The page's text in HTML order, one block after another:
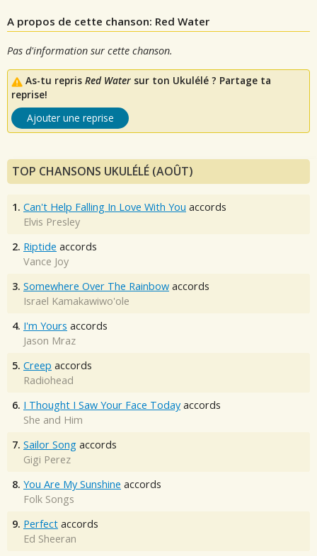
A propos de cette chanson: Red Water
Pas d'information sur cette chanson.
As-tu repris Red Water sur ton Ukulélé ? Partage ta
reprise!
Ajouter une reprise
TOP CHANSONS UKULÉLÉ (AOÛT)
1. Can't Help Falling In Love With You accords
Elvis Presley
2. Riptide accords
Vance Joy
3. Somewhere Over The Rainbow accords
Israel Kamakawiwo'ole
4. I'm Yours accords
Jason Mraz
5. Creep accords
Radiohead
6. I Thought I Saw Your Face Today accords
She and Him
7. Sailor Song accords
Gigi Perez
8. You Are My Sunshine accords
Folk Songs
9. Perfect accords
Ed Sheeran